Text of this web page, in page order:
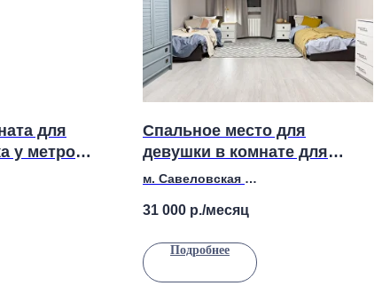
для
у метро
Спальное место для
девушки в комнате для
двоих
м. Савеловская
31 000 р./месяц
Подробнее